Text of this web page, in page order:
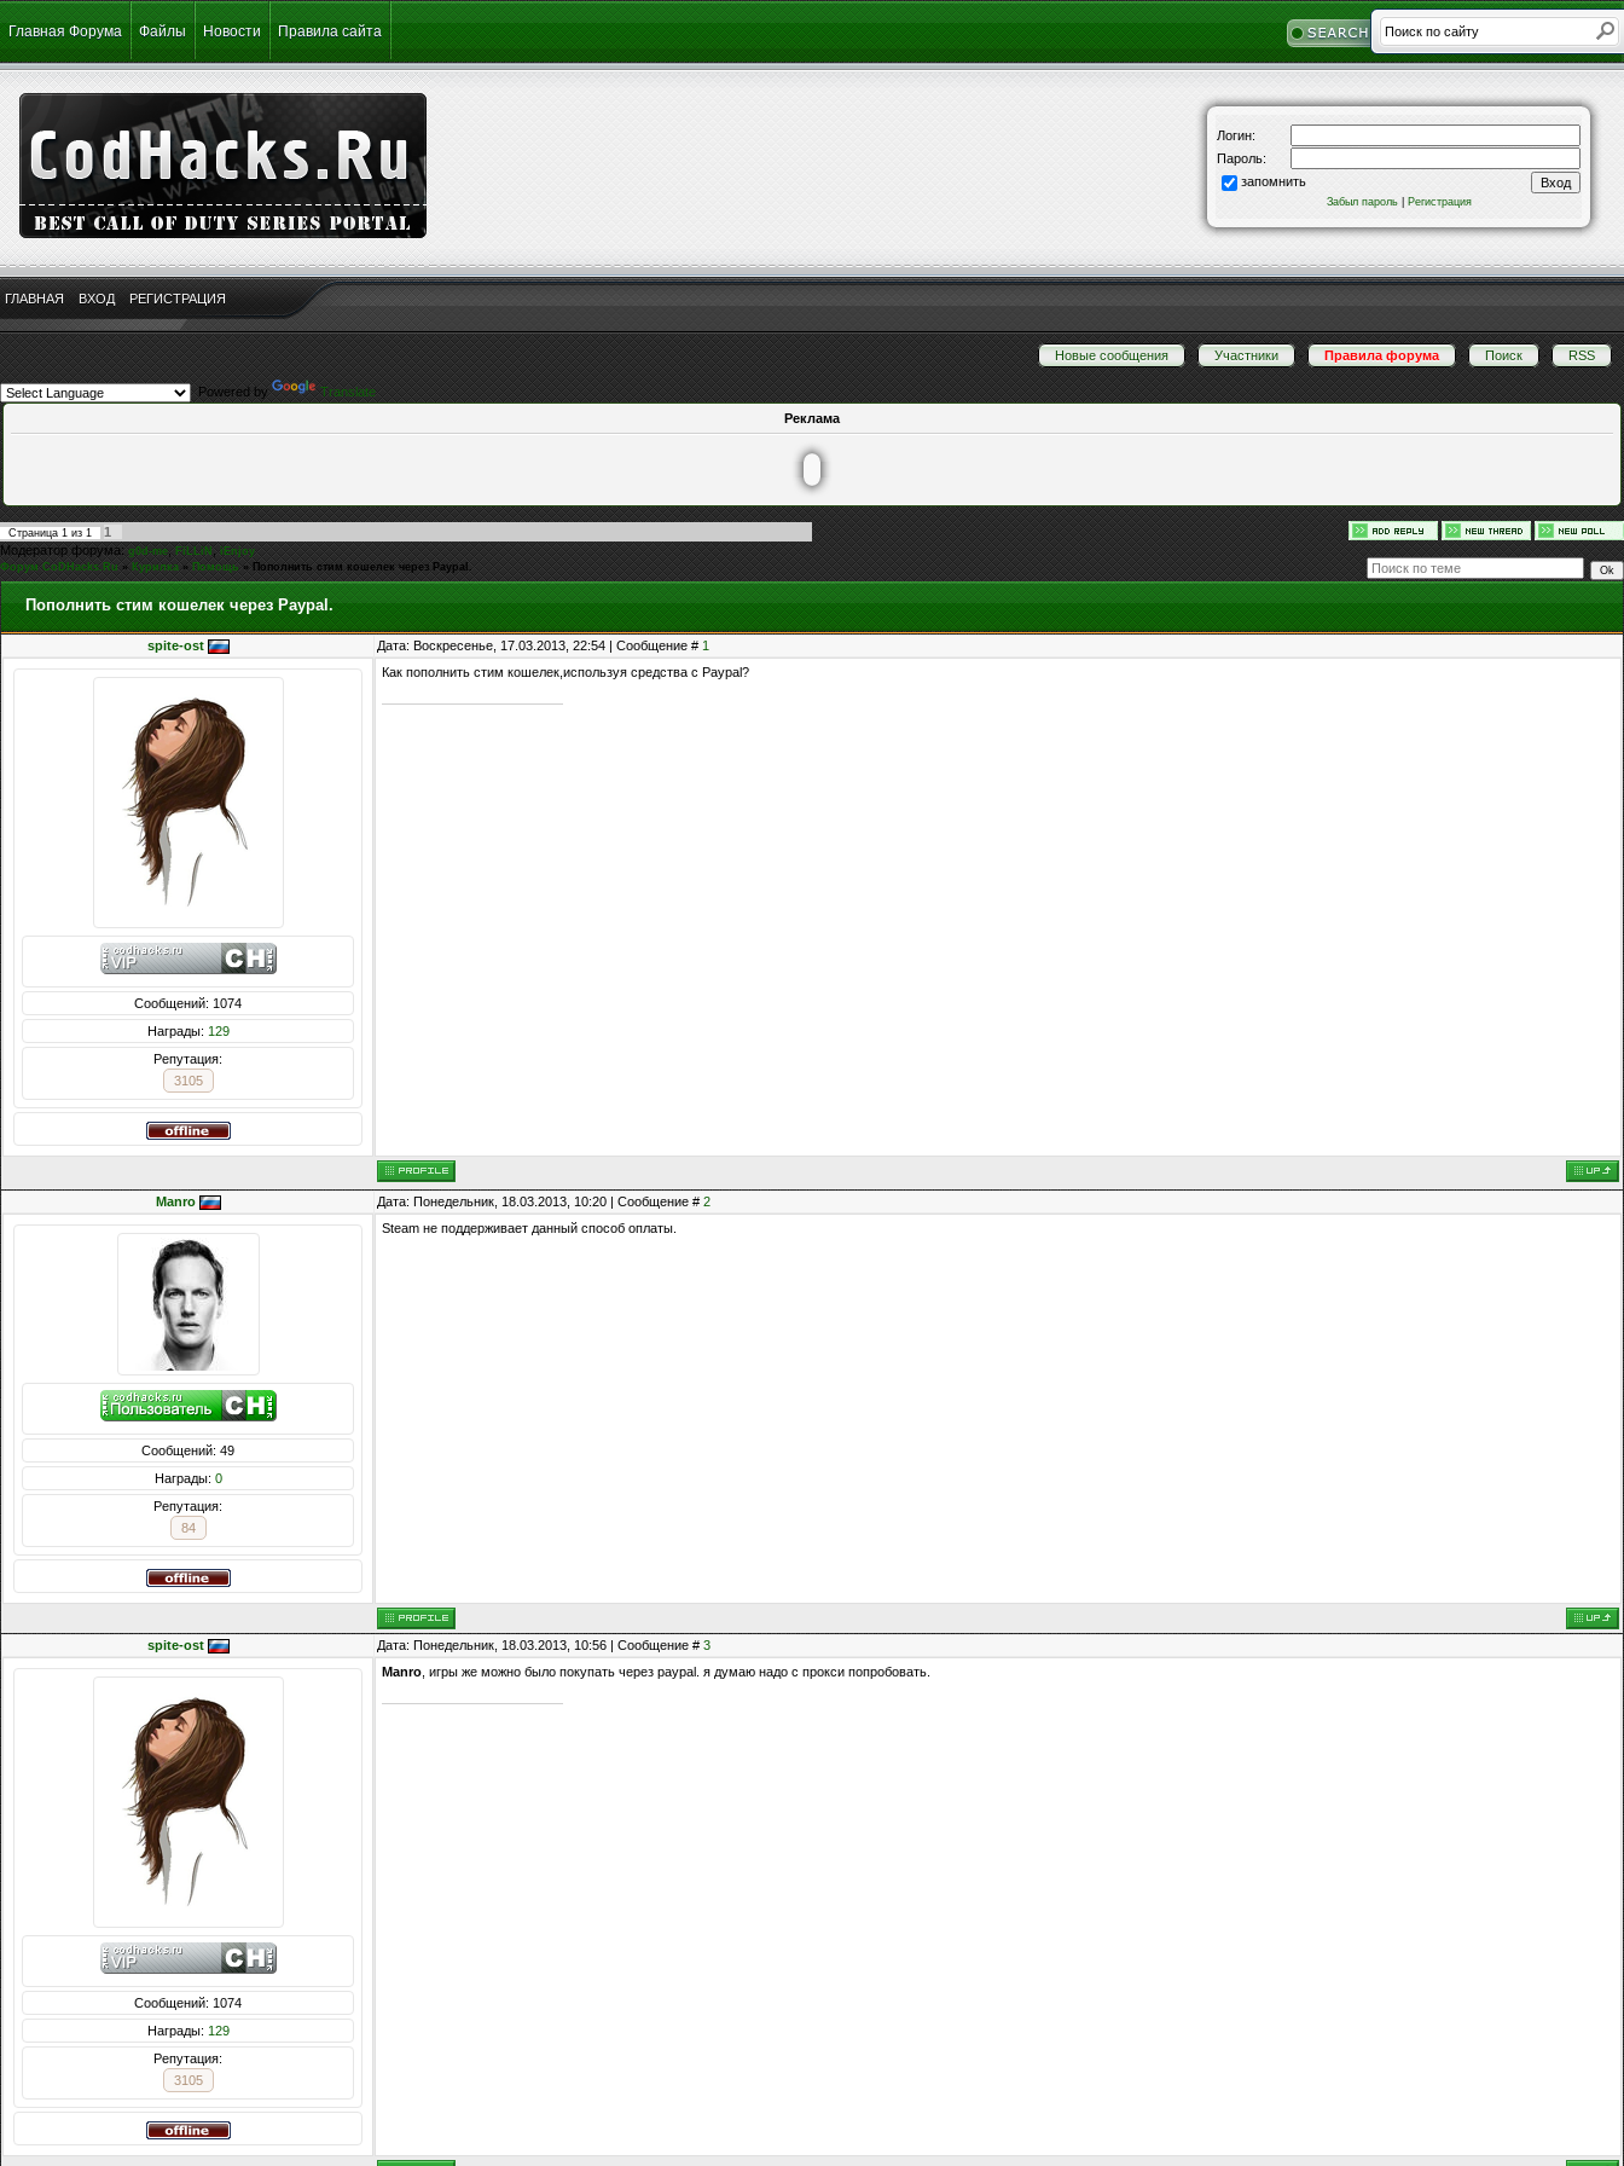
Главная Форума Файлы Новости Правила сайта
ГЛАВНАЯ ВХОД РЕГИСТРАЦИЯ
Логин:
Пароль:
запомнить
Забыл пароль| Регистрация
Новые сообщения · Участники · Правила форума · Поиск · RSS
Powered by
Translate
Реклама
Страница 1 из 1
1
Модератор форума:g0d-me, FiLLiN,iEnjoy
Форум CoDHacks.Ru » Курилка » Помощь » Пополнить стим кошелек через Paypal.
Пополнить стим кошелек через Paypal.
spite-ost Дата: Воскресенье, 17.03.2013, 22:54 | Сообщение # 1
Сообщений: 1074
Награды: 129
Репутация:
3105
Как пополнить стим кошелек,используя средства с Paypal?
Manro Дата: Понедельник, 18.03.2013, 10:20 | Сообщение # 2
Сообщений: 49
Награды: 0
Репутация:
84
Steam не поддерживает данный способ оплаты.
spite-ost Дата: Понедельник, 18.03.2013, 10:56 | Сообщение # 3
Сообщений: 1074
Награды: 129
Репутация:
3105
Manro , игры же можно было покупать через paypal. я думаю надо с прокси попробовать.